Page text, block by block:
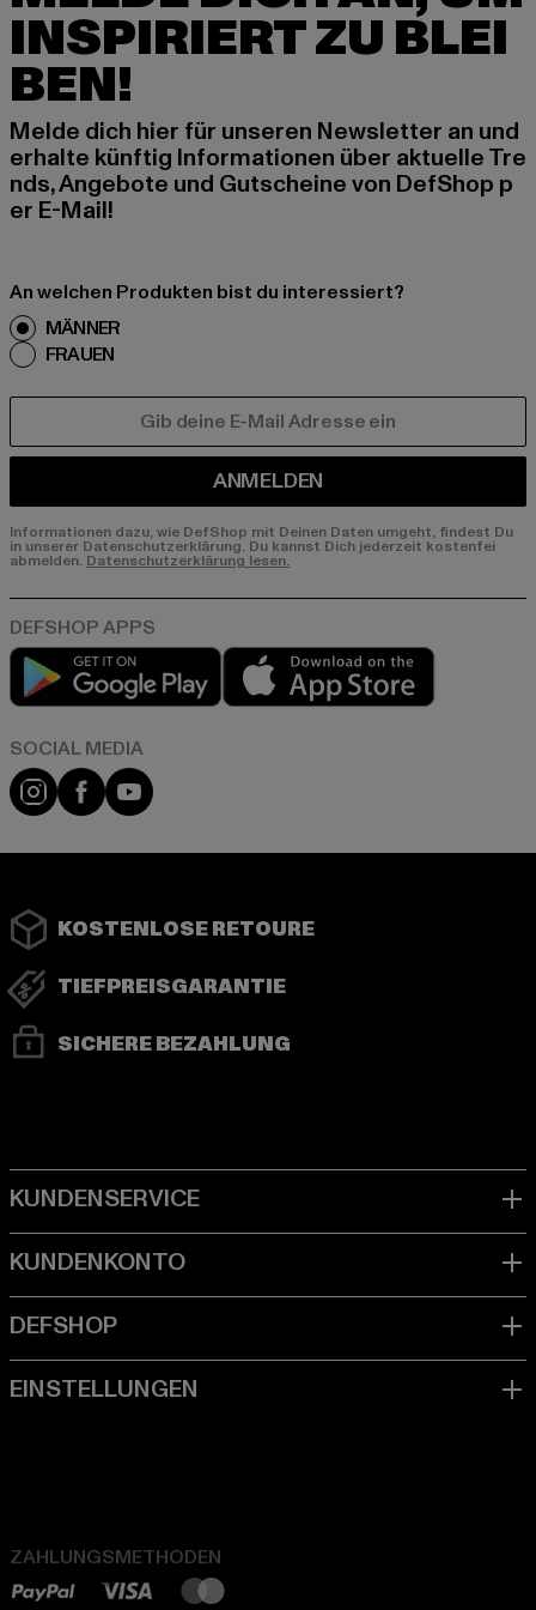
INSPIRIERT ZU BLEI
BEN!
Melde dich hier für unseren Newsletter an und
erhalte künftig Informationen über aktuelle Tre
nds, Angebote und Gutscheine von DefShop p
er E-Mail!
An welchen Produkten bist du interessiert?
MÄNNER
FRAUEN
ANMELDEN
Informationen dazu, wie DefShop mit Deinen Daten umgeht, findest Du
in unserer Datenschutzerklärung. Du kannst Dich jederzeit kostenfei
abmelden. Datenschutzerklärung lesen.
Play market
Instagram
FacebookYouTube
KOSTENLOSE RETOURE
TIEFPREISGARANTIE
SICHERE BEZAHLUNG
ZAHLUNGSMETHODEN